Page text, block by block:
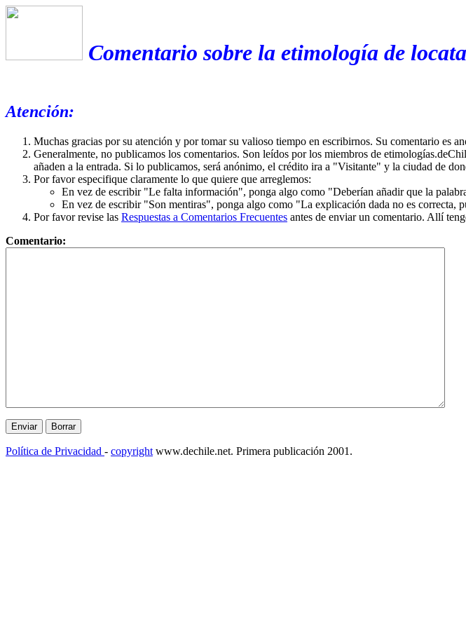
Comentario sobre la etimología de
Atención:
Muchas gracias por su atención y por tomar su valioso tiempo en escribirnos. Su comentario es
Generalmente, no publicamos los comentarios. Son leídos por los miembros de
añaden a la entrada. Si lo publicamos, será anónimo, el crédito ira a "Visitante" y la ciudad de
Por favor especifique claramente lo que quiere que arreglemos:
En vez de escribir "Le falta información", ponga algo como "Deberían añadir que la
En vez de escribir "Son mentiras", ponga algo como "La explicación dada no es correcta,
Por favor revise las Respuestas a Comentarios Frecuentes antes de enviar un comentario. Allí
Comentario:
Política de Privacidad - copyright www.dechile.net. Primera publicación 2001.